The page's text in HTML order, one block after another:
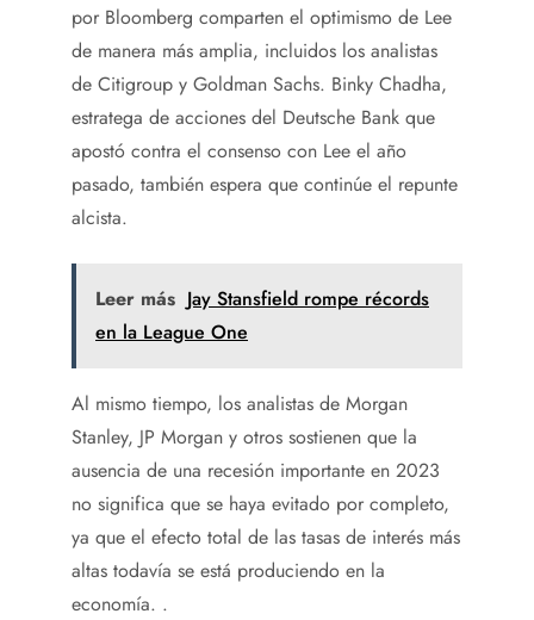
por Bloomberg comparten el optimismo de Lee
de manera más amplia, incluidos los analistas
de Citigroup y Goldman Sachs. Binky Chadha,
estratega de acciones del Deutsche Bank que
apostó contra el consenso con Lee el año
pasado, también espera que continúe el repunte
alcista.
Leer más Jay Stansfield rompe récords
en la League One
Al mismo tiempo, los analistas de Morgan
Stanley, JP Morgan y otros sostienen que la
ausencia de una recesión importante en 2023
no significa que se haya evitado por completo,
ya que el efecto total de las tasas de interés más
altas todavía se está produciendo en la
economía. .